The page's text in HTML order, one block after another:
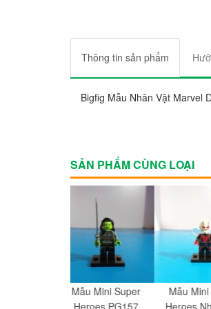
Thông tin sản phẩm
Bigfig Mẫu Nhân Vật Marvel
SẢN PHẨM CÙNG LOẠI
Mẫu Mini Super
Heroes Nhân Vật
Mini
Máy